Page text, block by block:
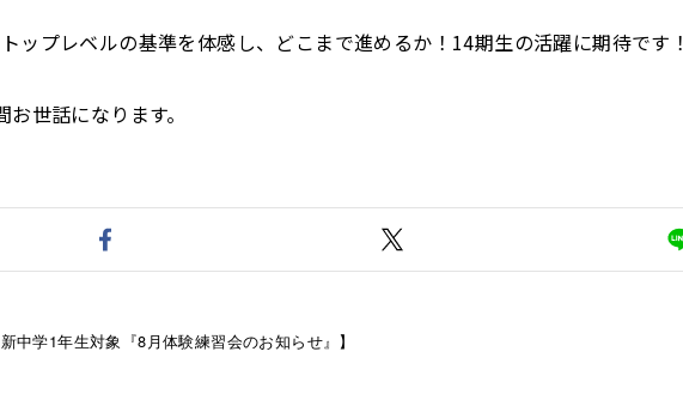
ップレベルの基準を体感し、どこまで進めるか！14期生の活躍に期待です！
お世話になります。
新中学1年生対象『8月体験練習会のお知らせ』】